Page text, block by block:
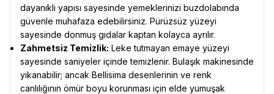
dayanıklı yapısı sayesinde yemeklerinizi buzdolabında
güvenle muhafaza edebilirsiniz. Pürüzsüz yüzeyi
sayesinde donmuş gıdalar kaptan kolayca ayrılır.
Zahmetsiz Temizlik: Leke tutmayan emaye yüzeyi
sayesinde saniyeler içinde temizlenir. Bulaşık makinesinde
yıkanabilir; ancak Bellisima desenlerinin ve renk
canlılığının ömür boyu korunması için elde yumuşak